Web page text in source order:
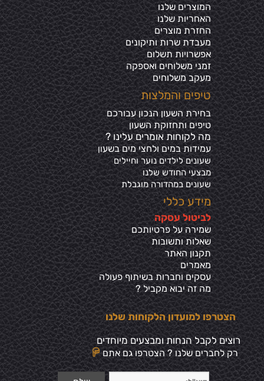
המוצרים שלנו
האחריות שלנו
החזרת מוצרים
מעבדת שרות ותיקונים
אפשרויות תשלום
זמני משלוחים ואספקה
מעקב משלוחים
טיפים והמלצות
בחירת השעון הנכון עבורכם
טיפים ותחזוקת השעון
מה לקוחות אומרים עלינו ?
עמידות במים ולחצי מים בשעון
שעונים לילדים נוער וחיילים
מבצעי החודש שלנו
שעונים במהדורה מוגבלת
מידע כללי
לביטול עסקה
שמירה על פרטיותכם
שאלות ותשובות
תקנון האתר
מאמרים
עסקים וחברות בשיתוף פעולה
מה זה יבוא מקביל ?
הצטרפו למועדון הלקוחות שלנו
רוצים לקבל הנחות ומבצעים מיוחדים
רק לחברים שלנו ? הצטרפו גם אתם